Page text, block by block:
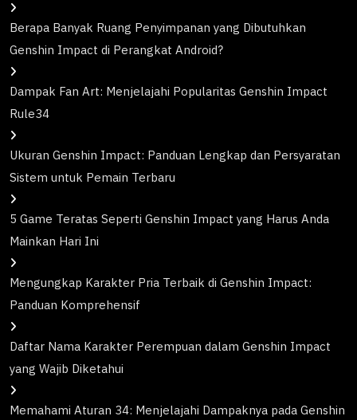
Berapa Banyak Ruang Penyimpanan yang Dibutuhkan
Genshin Impact di Perangkat Android?
Dampak Fan Art: Menjelajahi Popularitas Genshin Impact
Rule34
Ukuran Genshin Impact: Panduan Lengkap dan Persyaratan
Sistem untuk Pemain Terbaru
5 Game Teratas Seperti Genshin Impact yang Harus Anda
Mainkan Hari Ini
Mengungkap Karakter Pria Terbaik di Genshin Impact:
Panduan Komprehensif
Daftar Nama Karakter Perempuan dalam Genshin Impact
yang Wajib Diketahui
Memahami Aturan 34: Menjelajahi Dampaknya pada Genshin